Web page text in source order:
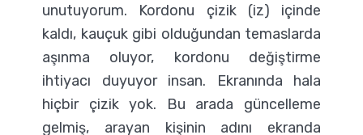
unutuyorum. Kordonu çizik (iz) içinde
kaldı, kauçuk gibi olduğundan temaslarda
aşınma oluyor, kordonu değiştirme
ihtiyacı duyuyor insan. Ekranında hala
hiçbir çizik yok. Bu arada güncelleme
gelmiş, arayan kişinin adını ekranda